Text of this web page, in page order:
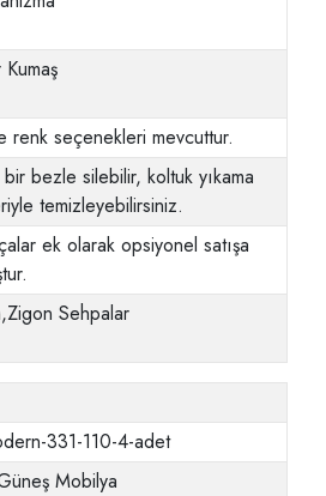
renk seçenekleri mevcuttur.
bir bezle silebilir, koltuk yıkama
temizleyebilirsiniz.
ek olarak opsiyonel satışa
Sehpalar
331-110-4-adet
Mobilya